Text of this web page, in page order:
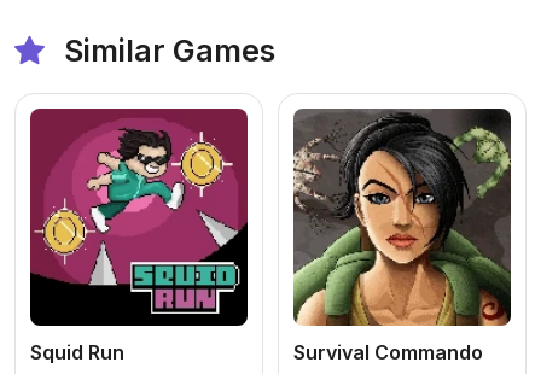
Similar Games
Squid Run Survival Commando